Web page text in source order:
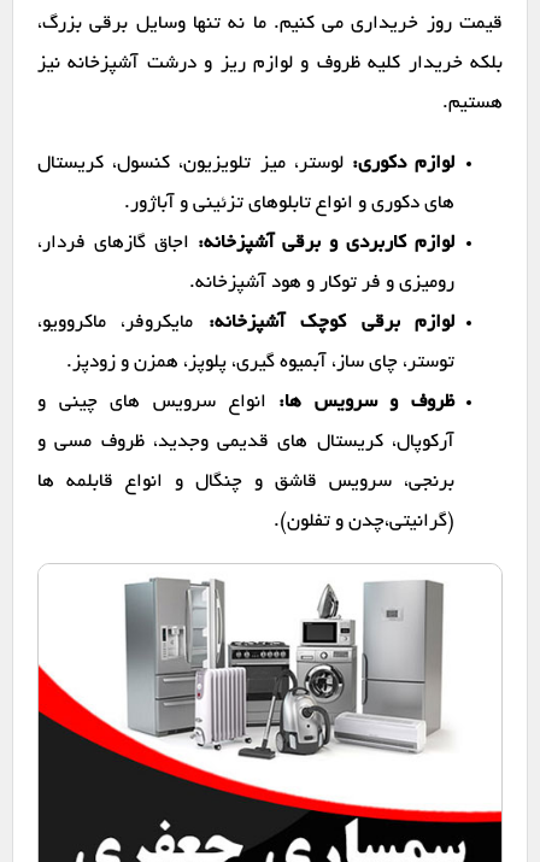
قیمت روز خریداری می کنیم. ما نه تنها وسایل برقی بزرگ،
بلکه خریدار کلیه ظروف و لوازم ریز و درشت آشپزخانه نیز
هستیم.
لوازم دکوری: لوستر، میز تلویزیون، کنسول، کریستال
های دکوری و انواع تابلوهای تزئینی و آباژور.
لوازم کاربردی و برقی آشپزخانه: اجاق گازهای فردار،
رومیزی و فر توکار و هود آشپزخانه.
لوازم برقی کوچک آشپزخانه: مایکروفر، ماکروویو،
توستر، چای ساز، آبمیوه گیری، پلوپز، همزن و زودپز.
ظروف و سرویس ها: انواع سرویس های چینی و
آرکوپال، کریستال های قدیمی وجدید، ظروف مسی و
برنجی، سرویس قاشق و چنگال و انواع قابلمه ها
(گرانیتی،چدن و تفلون).